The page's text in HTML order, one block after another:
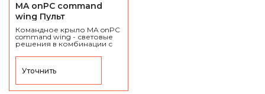
MA onPC command
wing Пульт
управления светом
DMX
Командное крыло MA onPC
command wing - световые
решения в комбинации с
обеспечениемgrandMA2
Lighting.
Уточнить